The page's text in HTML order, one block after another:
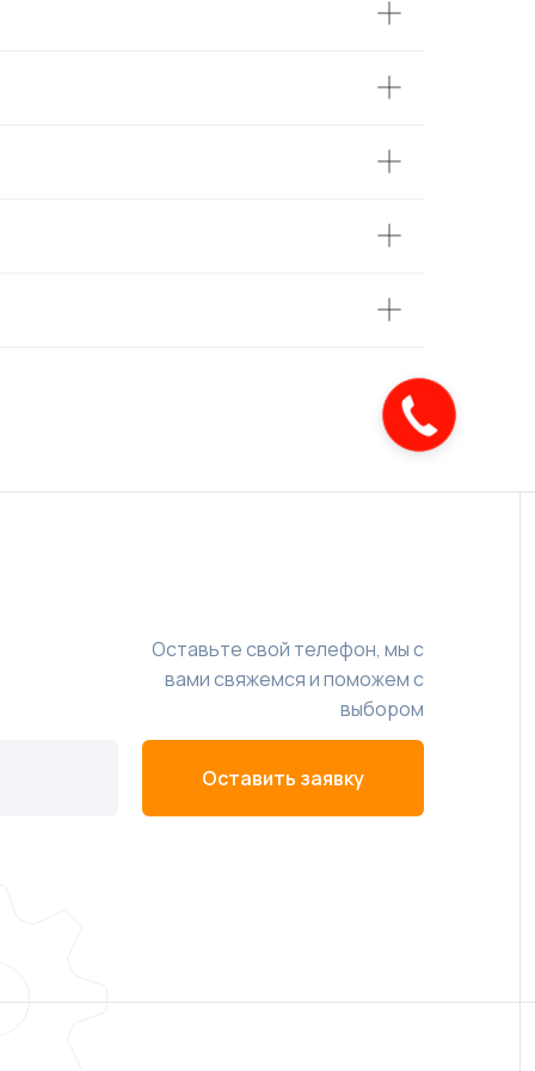
Оставьте свой телефон, мы с
вами свяжемся и поможем с
выбором
Оставить заявку